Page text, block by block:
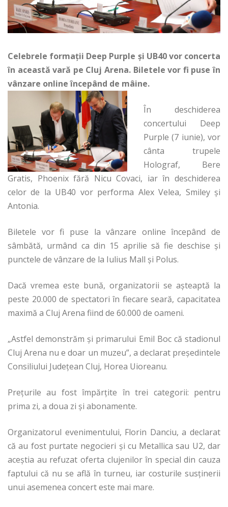
Celebrele formații Deep Purple și UB40 vor concerta
în această vară pe Cluj Arena. Biletele vor fi puse în
vânzare online începând de mâine.
În deschiderea
concertului Deep
Purple (7 iunie), vor
cânta trupele
Holograf, Bere
Gratis, Phoenix fără Nicu Covaci, iar în deschiderea
celor de la UB40 vor performa Alex Velea, Smiley și
Antonia.
Biletele vor fi puse la vânzare online începând de
sâmbătă, urmând ca din 15 aprilie să fie deschise și
punctele de vânzare de la Iulius Mall și Polus.
Dacă vremea este bună, organizatorii se așteaptă la
peste 20.000 de spectatori în fiecare seară, capacitatea
maximă a Cluj Arena fiind de 60.000 de oameni.
„Astfel demonstrăm și primarului Emil Boc că stadionul
Cluj Arena nu e doar un muzeu”, a declarat președintele
Consiliului Județean Cluj, Horea Uioreanu.
Prețurile au fost împărțite în trei categorii: pentru
prima zi, a doua zi și abonamente.
Organizatorul evenimentului, Florin Danciu, a declarat
că au fost purtate negocieri și cu Metallica sau U2, dar
aceștia au refuzat oferta clujenilor în special din cauza
faptului că nu se află în turneu, iar costurile susținerii
unui asemenea concert este mai mare.